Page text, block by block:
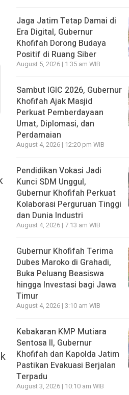
Jaga Jatim Tetap Damai di
Era Digital, Gubernur
Khofifah Dorong Budaya
Positif di Ruang Siber
August 5, 2026 | 1:35 am WIB
Sambut IGIC 2026, Gubernur
Khofifah Ajak Masjid
Perkuat Pemberdayaan
Umat, Diplomasi, dan
Perdamaian
August 4, 2026 | 12:20 pm WIB
Pendidikan Vokasi Jadi
Kunci SDM Unggul,
Gubernur Khofifah Perkuat
Kolaborasi Perguruan Tinggi
dan Dunia Industri
August 4, 2026 | 7:13 am WIB
Gubernur Khofifah Terima
Dubes Maroko di Grahadi,
Buka Peluang Beasiswa
hingga Investasi bagi Jawa
Timur
August 4, 2026 | 3:10 am WIB
Kebakaran KMP Mutiara
Sentosa II, Gubernur
Khofifah dan Kapolda Jatim
Pastikan Evakuasi Berjalan
Terpadu
August 3, 2026 | 10:10 am WIB